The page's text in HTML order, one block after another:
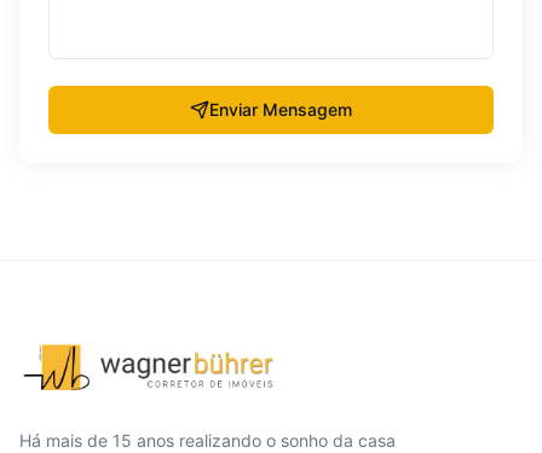
Enviar Mensagem
Há mais de 15 anos realizando o sonho da casa